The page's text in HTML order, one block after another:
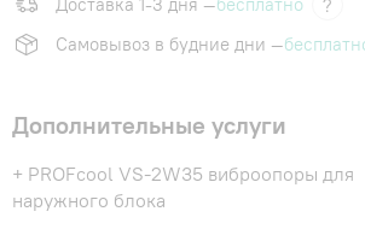
?
Самовывоз в будние дни —
Дополнительные услуги
+ PROFcool VS-2W35 виброопоры для
наружного блока